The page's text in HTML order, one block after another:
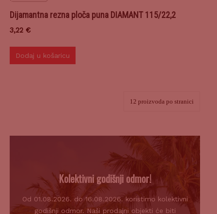
Dijamantna rezna ploča puna DIAMANT 115/22,2
3,22 €
Dodaj u košaricu
Kolektivni godišnji odmor!
Od 01.08.2026. do 16.08.2026. koristimo kolektivni
godišnji odmor. Naši prodajni objekti će biti